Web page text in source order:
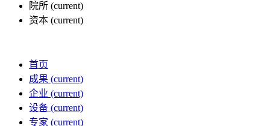
院所 (current)
资本 (current)
首页
成果 (current)
企业 (current)
设备 (current)
专家 (current)